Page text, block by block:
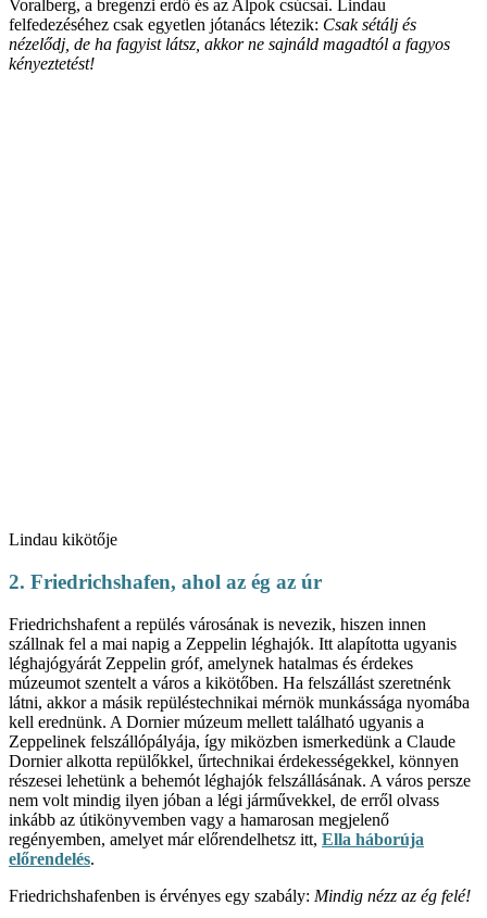
Voralberg, a bregenzi erdő és az Alpok csúcsai. Lindau
felfedezéséhez csak egyetlen jótanács létezik: Csak sétálj és
nézelődj, de ha fagyist látsz, akkor ne sajnáld magadtól a fagyos
kényeztetést!
Lindau kikötője
2. Friedrichshafen, ahol az ég az úr
Friedrichshafent a repülés városának is nevezik, hiszen innen
szállnak fel a mai napig a Zeppelin léghajók. Itt alapította ugyanis
léghajógyárát Zeppelin gróf, amelynek hatalmas és érdekes
múzeumot szentelt a város a kikötőben. Ha felszállást szeretnénk
látni, akkor a másik repüléstechnikai mérnök munkássága nyomába
kell erednünk. A Dornier múzeum mellett található ugyanis a
Zeppelinek felszállópályája, így miközben ismerkedünk a Claude
Dornier alkotta repülőkkel, űrtechnikai érdekességekkel, könnyen
részesei lehetünk a behemót léghajók felszállásának. A város persze
nem volt mindig ilyen jóban a légi járművekkel, de erről olvass
inkább az útikönyvemben vagy a hamarosan megjelenő
regényemben, amelyet már előrendelhetsz itt, Ella háborúja
előrendelés.
Friedrichshafenben is érvényes egy szabály: Mindig nézz az ég felé!